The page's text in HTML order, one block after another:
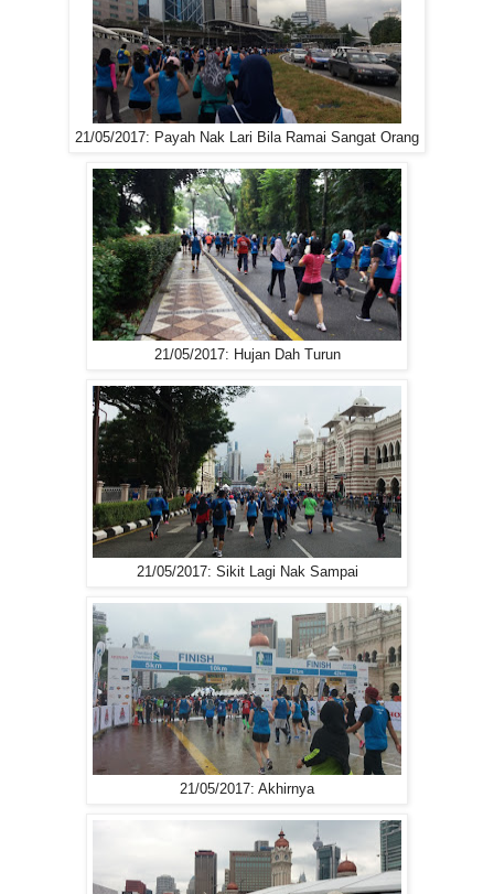
21/05/2017: Payah Nak Lari Bila Ramai Sangat Orang
21/05/2017: Hujan Dah Turun
21/05/2017: Sikit Lagi Nak Sampai
21/05/2017: Akhirnya